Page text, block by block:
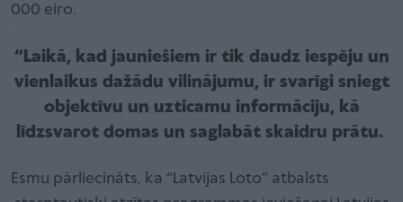
000 eiro.
“Laikā, kad jauniešiem ir tik daudz iespēju un
vienlaikus dažādu vilinājumu, ir svarīgi sniegt
objektīvu un uzticamu informāciju, kā
līdzsvarot domas un saglabāt skaidru prātu.
Esmu pārliecināts, ka “Latvijas Loto” atbalsts